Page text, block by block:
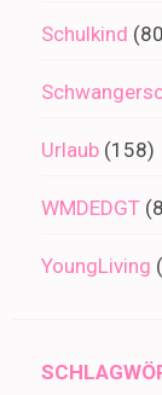
Schulkind
Urlaub (158)
WMDEDGT
YoungLiving